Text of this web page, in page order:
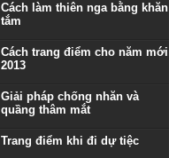
Cách làm thiên nga bằng khăn
tắm
Cách trang điểm cho năm mới
2013
Giải pháp chống nhăn và
quầng thâm mắt
Trang điểm khi đi dự tiệc